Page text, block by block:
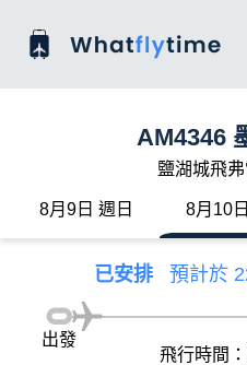
AM4346
鹽湖城飛
8月9日 週日 8月10
已安排 預計於
出發
飛行時間